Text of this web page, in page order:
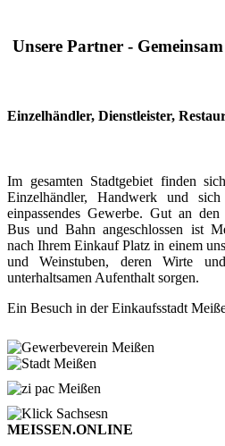
Unsere Partner -
Einzelhändler, Dienstleister,
Im gesamten Stadtgebiet finden
Einzelhändler, Handwerk und
einpassendes Gewerbe. Gut an
Bus und Bahn angeschlossen ist
nach Ihrem Einkauf Platz in einem
und Weinstuben, deren Wirte
unterhaltsamen Aufenthalt sorgen.
Ein Besuch in der Einkaufsstadt
MEISSEN.ONLINE